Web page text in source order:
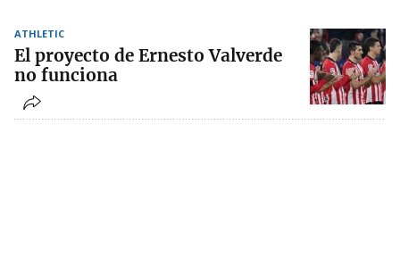
ATHLETIC
El proyecto de Ernesto Valverde
no funciona